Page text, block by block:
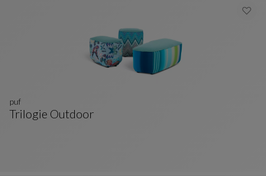
Trilogie Outdoor
puf